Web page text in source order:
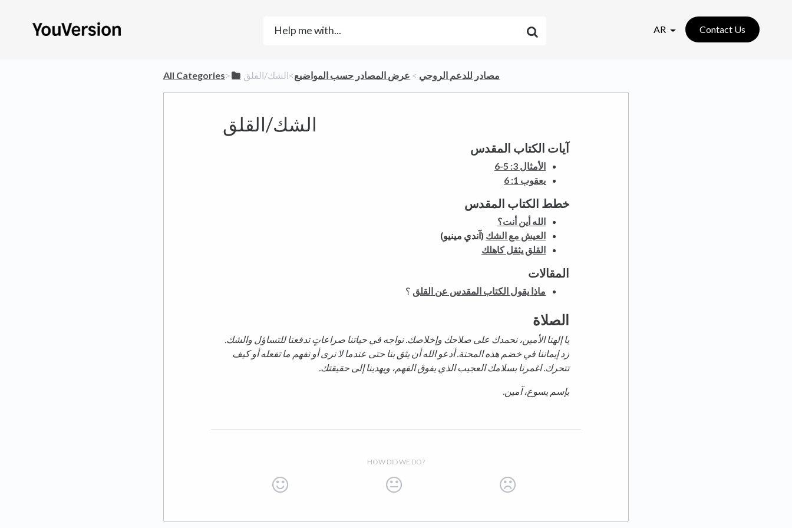
AR Contact Us
All Categories​>​ ​مصادر للدعم الروحي ​ > ​ ​عرض المصادر حسب المواضيع​>​ الشك/القلق
الشك/القلق
آيات الكتاب المقدس
الأمثال 3: 5-6
يعقوب 1: 6
خطط الكتاب المقدس
الله أين أنت؟
العيش مع الشك (آندي مينيو)
القلق يثقل كاهلك
المقالات
ماذا يقول الكتاب المقدس عن القلق ؟
الصلاة
يا إلهنا الأمين، نحمدك على صلاحك وإخلاصك. نواجه في حياتنا صراعاتٍ تدفعنا للتساؤل والشك.
زد إيماننا في خضم هذه المحنة. أدعو الله أن يثق بنا حتى عندما لا نرى أو نفهم ما تفعله أو كيف
تتحرك. اغمرنا بسلامك العجيب الذي يفوق الفهم، ويهدينا إلى حقيقتك.
بإسم يسوع، آمين.
HOW DID WE DO?